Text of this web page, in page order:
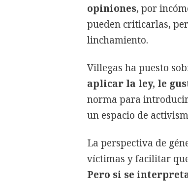
opiniones, por
pueden criticarlas,
linchamiento.
Villegas ha puesto
aplicar la ley, le
norma para
un espacio de
La perspectiva de
víctimas y facilitar
Pero si se